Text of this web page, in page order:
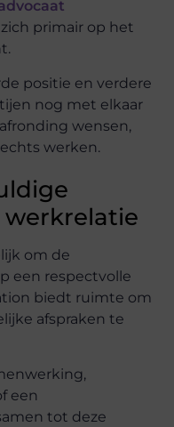
primair op het
positie en verdere
nog met elkaar
wensen,
werken.
om de
een respectvolle
biedt ruimte om
afspraken te
een
tot deze